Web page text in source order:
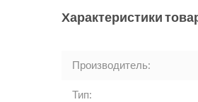
Характеристики
Производитель:
Тип: